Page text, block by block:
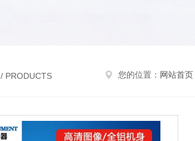
/ PRODUCTS 您的位置： 网站首页